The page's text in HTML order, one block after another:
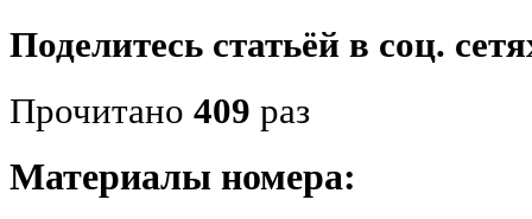
Поделитесь статьёй в соц.
Прочитано 409 раз
Материалы номера: